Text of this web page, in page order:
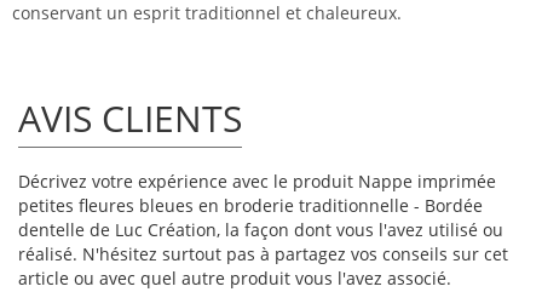
conservant un esprit traditionnel et chaleureux.
AVIS CLIENTS
Décrivez votre expérience avec le produit Nappe imprimée
petites fleures bleues en broderie traditionnelle - Bordée
dentelle de Luc Création, la façon dont vous l'avez utilisé ou
réalisé. N'hésitez surtout pas à partagez vos conseils sur cet
article ou avec quel autre produit vous l'avez associé.